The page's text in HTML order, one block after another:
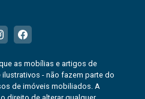
as mobílias e artigos de
- não fazem parte do
de imóveis mobiliados. A